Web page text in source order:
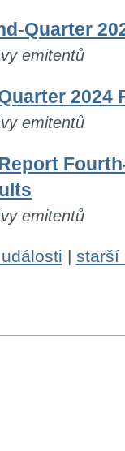
Quarter
emitentů
2024
emitentů
emitentů
| starší